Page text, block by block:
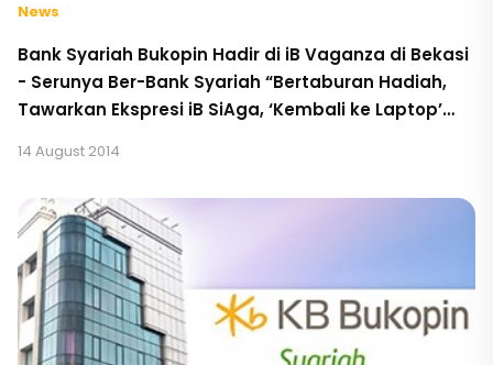
News
Bank Syariah Bukopin Hadir di iB Vaganza di Bekasi
- Serunya Ber-Bank Syariah “Bertaburan Hadiah,
Tawarkan Ekspresi iB SiAga, ‘Kembali ke Laptop’
Jasa dengan BPRS HIK Cibitung & Kariyana Gi
14 August 2014